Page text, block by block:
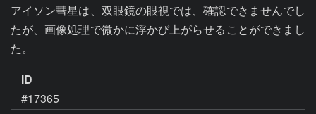
アイソン彗星は、双眼鏡の眼視では、確認できませんでし
たが、画像処理で微かに浮かび上がらせることができまし
た。
ID
#17365